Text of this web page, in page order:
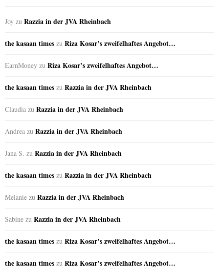
Joy zu Razzia in der JVA Rheinbach
the kasaan times zu Riza Kosar’s zweifelhaftes Angebot…
EarnMoney zu Riza Kosar’s zweifelhaftes Angebot…
the kasaan times zu Razzia in der JVA Rheinbach
Claudia zu Razzia in der JVA Rheinbach
Andrea zu Razzia in der JVA Rheinbach
Jana S. zu Razzia in der JVA Rheinbach
the kasaan times zu Razzia in der JVA Rheinbach
Melanie zu Razzia in der JVA Rheinbach
Sabine zu Razzia in der JVA Rheinbach
the kasaan times zu Riza Kosar’s zweifelhaftes Angebot…
the kasaan times zu Riza Kosar’s zweifelhaftes Angebot…